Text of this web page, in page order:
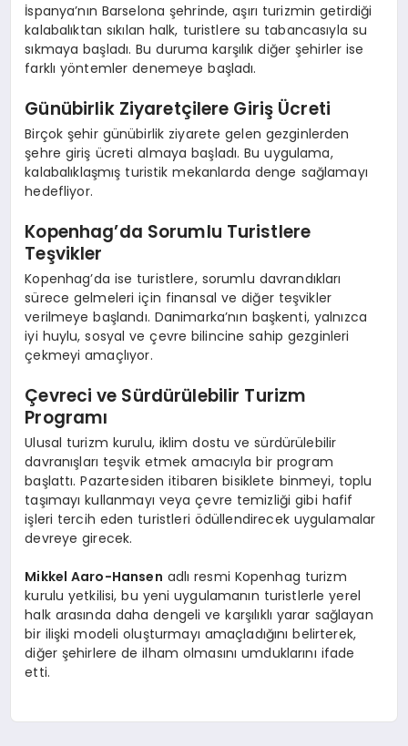
İspanya’nın Barselona şehrinde, aşırı turizmin getirdiği
kalabalıktan sıkılan halk, turistlere su tabancasıyla su
sıkmaya başladı. Bu duruma karşılık diğer şehirler ise
farklı yöntemler denemeye başladı.
Günübirlik Ziyaretçilere Giriş Ücreti
Birçok şehir günübirlik ziyarete gelen gezginlerden
şehre giriş ücreti almaya başladı. Bu uygulama,
kalabalıklaşmış turistik mekanlarda denge sağlamayı
hedefliyor.
Kopenhag’da Sorumlu Turistlere
Teşvikler
Kopenhag’da ise turistlere, sorumlu davrandıkları
sürece gelmeleri için finansal ve diğer teşvikler
verilmeye başlandı. Danimarka’nın başkenti, yalnızca
iyi huylu, sosyal ve çevre bilincine sahip gezginleri
çekmeyi amaçlıyor.
Çevreci ve Sürdürülebilir Turizm
Programı
Ulusal turizm kurulu, iklim dostu ve sürdürülebilir
davranışları teşvik etmek amacıyla bir program
başlattı. Pazartesiden itibaren bisiklete binmeyi, toplu
taşımayı kullanmayı veya çevre temizliği gibi hafif
işleri tercih eden turistleri ödüllendirecek uygulamalar
devreye girecek.
Mikkel Aaro-Hansen adlı resmi Kopenhag turizm
kurulu yetkilisi, bu yeni uygulamanın turistlerle yerel
halk arasında daha dengeli ve karşılıklı yarar sağlayan
bir ilişki modeli oluşturmayı amaçladığını belirterek,
diğer şehirlere de ilham olmasını umduklarını ifade
etti.